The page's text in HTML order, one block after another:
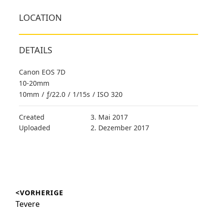
LOCATION
DETAILS
Canon EOS 7D
10-20mm
10mm / ƒ/22.0 / 1/15s / ISO 320
Created
3. Mai 2017
Uploaded
2. Dezember 2017
<VORHERIGE
Vorheriger
Tevere